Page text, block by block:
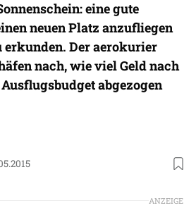
eine gute
neuen Platz anzufliegen
erkunden. Der aerokurier
nach, wie viel Geld nach
abgezogen
ANZEIGE